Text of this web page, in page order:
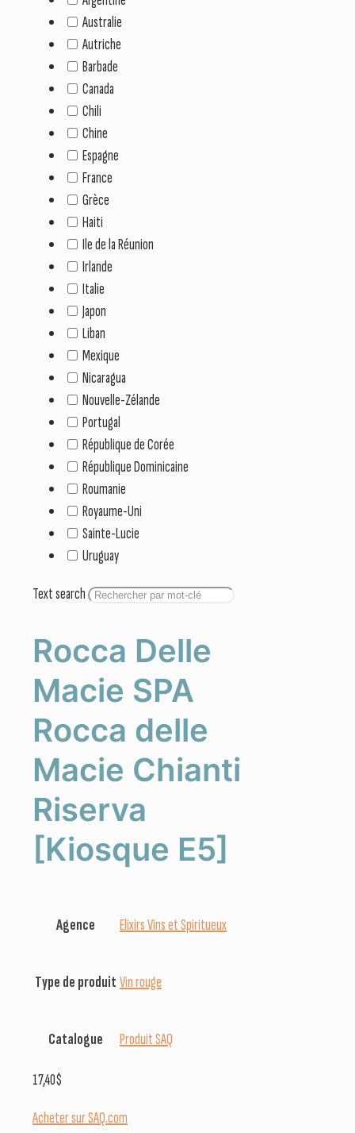
Australie
Autriche
Barbade
Canada
Chili
Chine
Espagne
France
Grèce
Haiti
Ile de la Réunion
Irlande
Italie
Japon
Liban
Mexique
Nicaragua
Nouvelle-Zélande
Portugal
République de Corée
République Dominicaine
Roumanie
Royaume-Uni
Sainte-Lucie
Uruguay
Text search
Rocca Delle
Macie SPA
Rocca delle
Macie Chianti
Riserva
[Kiosque E5]
Agence Elixirs Vins et Spiritueux
Type de produit Vin rouge
Catalogue Produit SAQ
17,40$
Acheter sur SAQ.com